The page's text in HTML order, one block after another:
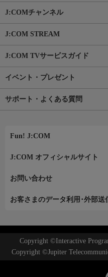
J:COMチャンネル
J:COM STREAM
J:COM TVサービスガイド
イベント・プレゼント
サポート・よくある質問
Fun! J:COM
J:COM オフィシャルサイト
お問い合わせ
お客さまのデータ利用･外部送
Copyright ©Interactive
Copyright ©Jupiter